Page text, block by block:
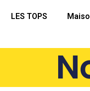
LES TOPS